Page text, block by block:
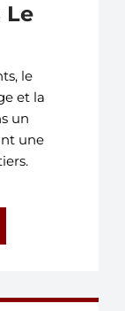
Le
le
et la
un
une